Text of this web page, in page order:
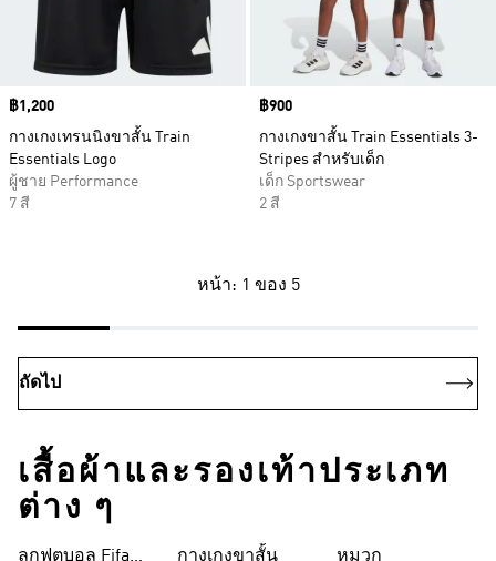
Price
฿1,200
กางเกงเทรนนิงขาสั้น Train
Essentials Logo
ผู้ชาย Performance
7 สี
Price
฿900
กางเกงขาสั้น Train Essentials 3-
Stripes สำหรับเด็ก
เด็ก Sportswear
2 สี
หน้า: 1 ของ 5
ถัดไป
เสื้อผ้าและรองเท้าประเภท
ต่าง ๆ
ลูกฟุตบอล Fifa
กางเกงขาสั้น หมวก